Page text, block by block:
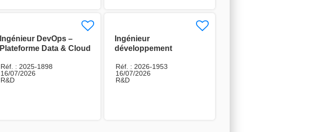
Ingénieur DevOps –
Plateforme Data & Cloud
Réf. : 2025-1898
16/07/2026
R&D
Ingénieur
développement
Réf. : 2026-1953
16/07/2026
R&D